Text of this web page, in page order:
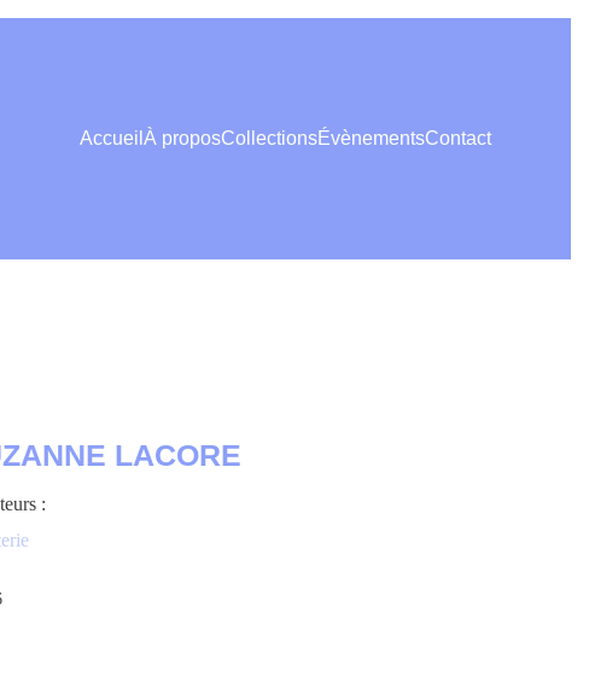
AccueilÀ proposCollectionsÉvènementsContact
LACORE
: